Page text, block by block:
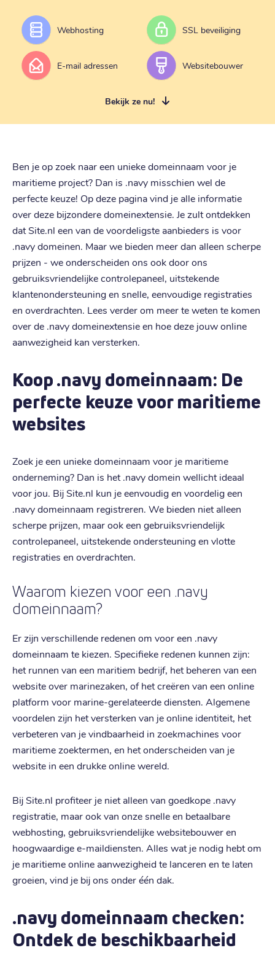
Webhosting SSL beveiliging
E-mail adressen Websitebouwer
Bekijk ze nu!
Ben je op zoek naar een unieke domeinnaam voor je
maritieme project? Dan is .navy misschien wel de
perfecte keuze! Op deze pagina vind je alle informatie
over deze bijzondere domeinextensie. Je zult ontdekken
dat Site.nl een van de voordeligste aanbieders is voor
.navy domeinen. Maar we bieden meer dan alleen scherpe
prijzen - we onderscheiden ons ook door ons
gebruiksvriendelijke controlepaneel, uitstekende
klantenondersteuning en snelle, eenvoudige registraties
en overdrachten. Lees verder om meer te weten te komen
over de .navy domeinextensie en hoe deze jouw online
aanwezigheid kan versterken.
Koop .navy domeinnaam: De
perfecte keuze voor maritieme
websites
Zoek je een unieke domeinnaam voor je maritieme
onderneming? Dan is het .navy domein wellicht ideaal
voor jou. Bij Site.nl kun je eenvoudig en voordelig een
.navy domeinnaam registreren. We bieden niet alleen
scherpe prijzen, maar ook een gebruiksvriendelijk
controlepaneel, uitstekende ondersteuning en vlotte
registraties en overdrachten.
Waarom kiezen voor een .navy
domeinnaam?
Er zijn verschillende redenen om voor een .navy
domeinnaam te kiezen. Specifieke redenen kunnen zijn:
het runnen van een maritiem bedrijf, het beheren van een
website over marinezaken, of het creëren van een online
platform voor marine-gerelateerde diensten. Algemene
voordelen zijn het versterken van je online identiteit, het
verbeteren van je vindbaarheid in zoekmachines voor
maritieme zoektermen, en het onderscheiden van je
website in een drukke online wereld.
Bij Site.nl profiteer je niet alleen van goedkope .navy
registratie, maar ook van onze snelle en betaalbare
webhosting, gebruiksvriendelijke websitebouwer en
hoogwaardige e-maildiensten. Alles wat je nodig hebt om
je maritieme online aanwezigheid te lanceren en te laten
groeien, vind je bij ons onder één dak.
.navy domeinnaam checken:
Ontdek de beschikbaarheid